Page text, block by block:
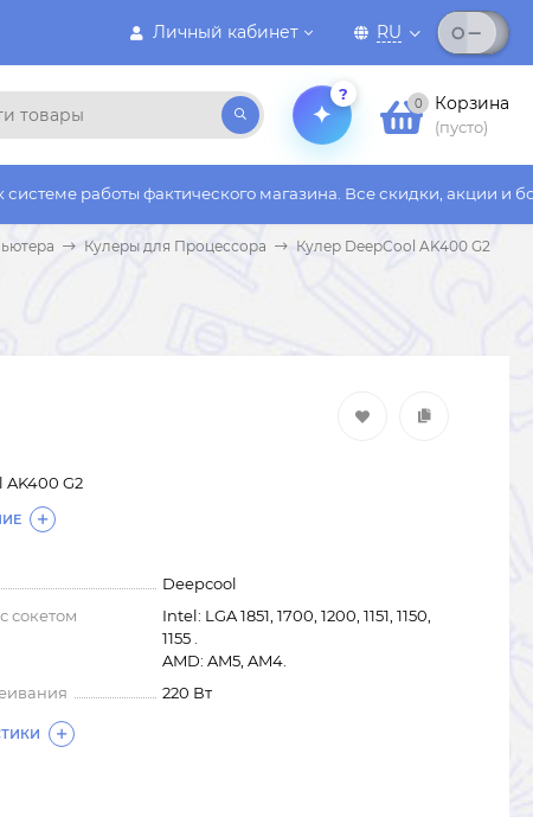
Личный кабинет RU
?
0 Корзина
(пусто)
фактического магазина. Все скидки, акции и бонусы
Кулеры для Процессора Кулер DeepCool AK400 G2
AK400 G2
Deepcool
сокетом
Intel: LGA 1851, 1700, 1200, 1151, 1150,
1155 .
AMD: AM5, AM4.
220 Вт